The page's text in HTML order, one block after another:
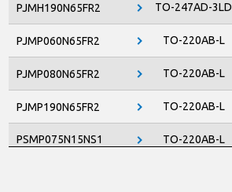
PJMH190N65FR2
PJMP060N65FR2
PJMP080N65FR2
PJMP190N65FR2
PSMP075N15NS1
TO-247AD-3LD
TO-220AB-L
TO-220AB-L
TO-220AB-L
TO-220AB-L